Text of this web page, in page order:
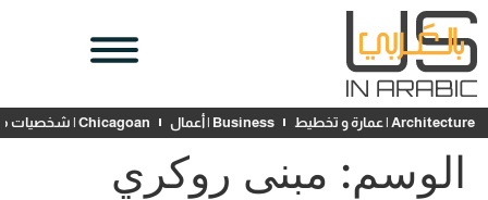
Architecture | عمارة و تخطيط Business | أعمال Chicagoan | شخصيات محلية
الوسم: مبنى روكري